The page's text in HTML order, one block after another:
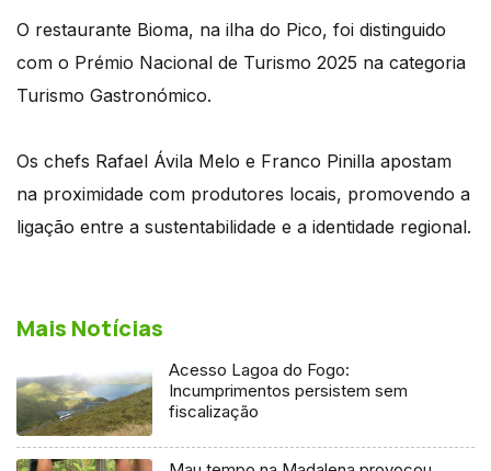
O restaurante Bioma, na ilha do Pico, foi distinguido
com o Prémio Nacional de Turismo 2025 na categoria
Turismo Gastronómico.
Os chefs Rafael Ávila Melo e Franco Pinilla apostam
na proximidade com produtores locais, promovendo a
ligação entre a sustentabilidade e a identidade regional.
Mais Notícias
Acesso Lagoa do Fogo:
Incumprimentos persistem sem
fiscalização